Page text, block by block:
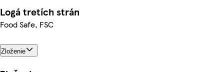
Logá tretích strán
Food Safe, FSC
Zloženie